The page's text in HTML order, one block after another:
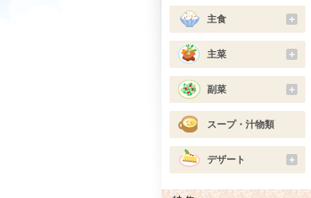
主食 ＋
主菜 ＋
副菜 ＋
スープ・汁物類
デザート ＋